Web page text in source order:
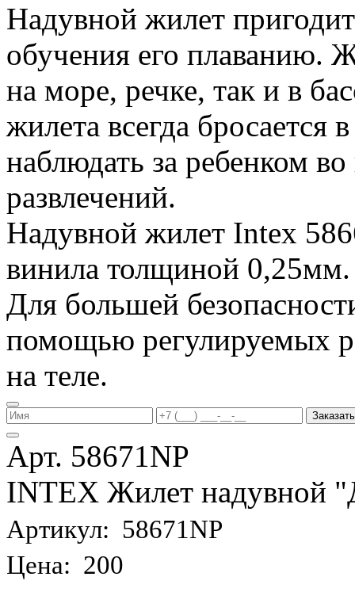
Надувной жилет
обучения его плаванию.
на море, речке, так и в
жилета всегда бросается
наблюдать за ребенком
развлечений.
Надувной жилет Intex
винила толщиной 0,25мм.
Для большей
помощью регулируемых
на теле.
Заказать
Арт. 58671NP
INTEX Жилет надувной
Артикул: 58671NP
Цена: 200